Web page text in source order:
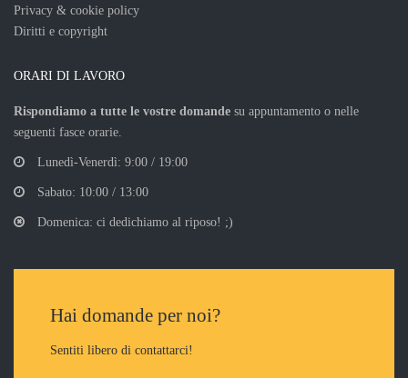
Privacy & cookie policy
Diritti e copyright
ORARI DI LAVORO
Rispondiamo a tutte le vostre domande su appuntamento o nelle
seguenti fasce orarie.
Lunedì-Venerdì: 9:00 / 19:00
Sabato: 10:00 / 13:00
Domenica: ci dedichiamo al riposo! ;)
Hai domande per noi?
Sentiti libero di contattarci!